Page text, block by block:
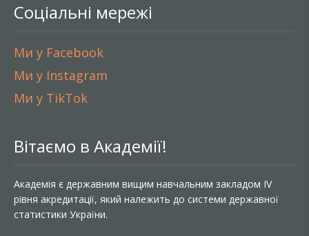
Соціальні мережі
Ми у Facebook
Ми у Instagram
Ми у TikTok
Вітаємо в Академії!
Академія є державним вищим навчальним закладом IV
рівня акредитації, який належить до системи державної
статистики України.